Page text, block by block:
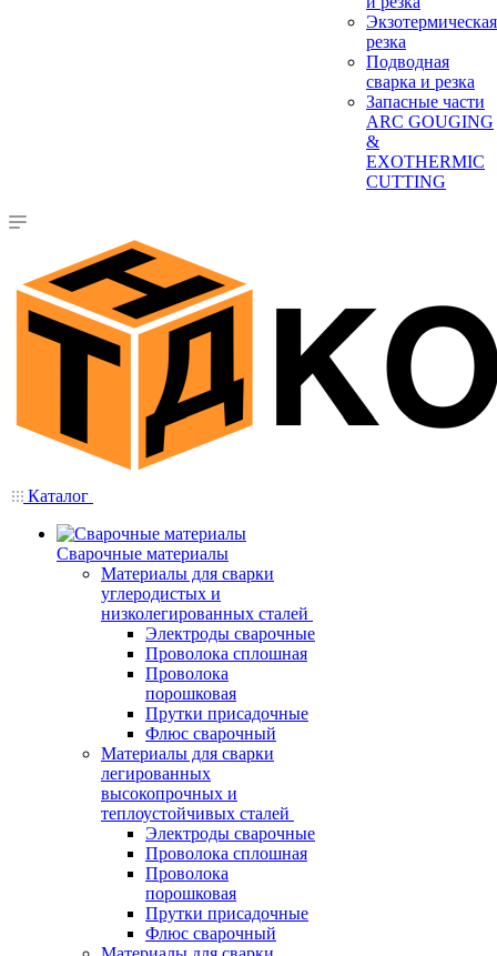
Экзотермическая
резка
Подводная
сварка и резка
Запасные части
ARC GOUGING
&
EXOTHERMIC
CUTTING
Каталог
Сварочные материалы
Материалы для сварки
углеродистых и
низколегированных сталей
Электроды сварочные
Проволока сплошная
Проволока
порошковая
Прутки присадочные
Флюс сварочный
Материалы для сварки
легированных
высокопрочных и
теплоустойчивых сталей
Электроды сварочные
Проволока сплошная
Проволока
порошковая
Прутки присадочные
Флюс сварочный